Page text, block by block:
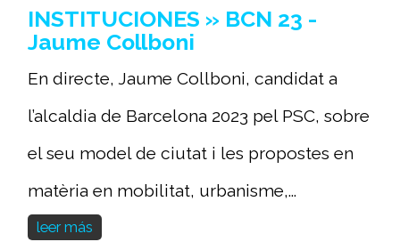
INSTITUCIONES » BCN 23 -
Jaume Collboni
En directe, Jaume Collboni, candidat a
l’alcaldia de Barcelona 2023 pel PSC, sobre
el seu model de ciutat i les propostes en
matèria en mobilitat, urbanisme,...
leer más